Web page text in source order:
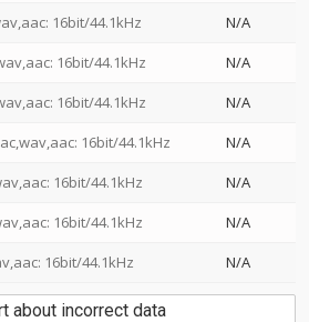
16bit/44.1kHz
N/A
16bit/44.1kHz
N/A
16bit/44.1kHz
N/A
16bit/44.1kHz
N/A
16bit/44.1kHz
N/A
16bit/44.1kHz
N/A
16bit/44.1kHz N/A
about incorrect data